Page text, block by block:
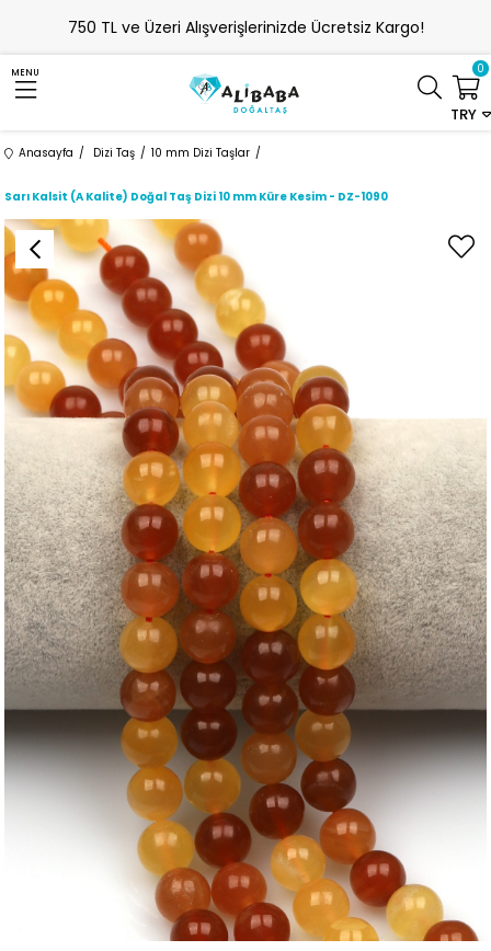
750 TL ve Üzeri Alışverişlerinizde Ücretsiz Kargo!
MENU
TRY
0
Anasayfa Dizi Taş 10 mm Dizi Taşlar
Sarı Kalsit (A Kalite) Doğal Taş Dizi 10 mm Küre Kesim - DZ-1090